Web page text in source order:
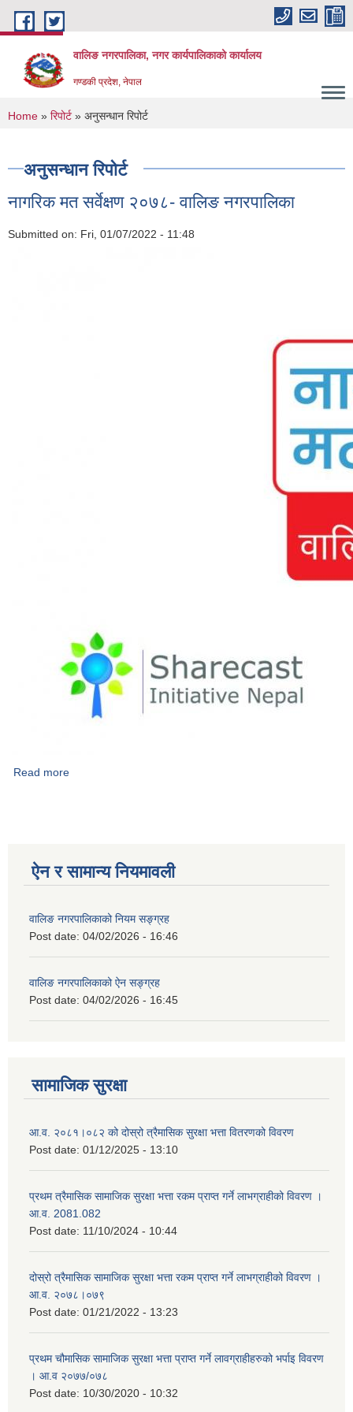
Skip to main content
वालिङ नगरपालिका, नगर कार्यपालिकाको कार्यालय
गण्डकी प्रदेश, नेपाल
You are here
Home » रिपोर्ट » अनुसन्धान रिपोर्ट
अनुसन्धान रिपोर्ट
नागरिक मत सर्वेक्षण २०७८- वालिङ नगरपालिका
Submitted on: Fri, 01/07/2022 - 11:48
Read more
ऐन र सामान्य नियमावली
वालिङ नगरपालिकाको नियम सङ्ग्रह
Post date: 04/02/2026 - 16:46
वालिङ नगरपालिकाको ऐन सङ्ग्रह
Post date: 04/02/2026 - 16:45
सामाजिक सुरक्षा
आ.व. २०८१।०८२ को दोस्रो त्रैमासिक सुरक्षा भत्ता वितरणको विवरण
Post date: 01/12/2025 - 13:10
प्रथम त्रैमासिक सामाजिक सुरक्षा भत्ता रकम प्राप्त गर्ने लाभग्राहीको विवरण ।
आ.व. 2081.082
Post date: 11/10/2024 - 10:44
दोस्रो त्रैमासिक सामाजिक सुरक्षा भत्ता रकम प्राप्त गर्ने लाभग्राहीको विवरण ।
आ.व. २०७८।०७९
Post date: 01/21/2022 - 13:23
प्रथम चौमासिक सामाजिक सुरक्षा भत्ता प्राप्त गर्ने लावग्राहीहरुको भर्पाइ विवरण
। आ.व २०७७/०७८
Post date: 10/30/2020 - 10:32